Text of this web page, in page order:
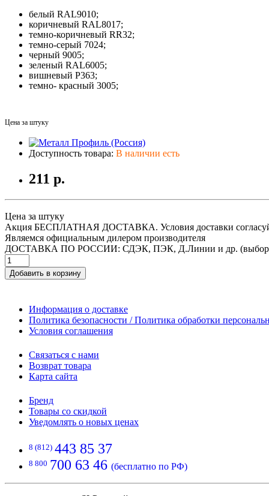
белый RAL9010;
коричневый RAL8017;
темно-коричневый RR32;
темно-серый 7024;
черный 9005;
зеленый RAL6005;
вишневый P363;
темно- красный 3005;
Цена за штуку
Доступность товара: В наличии есть
211 р.
Цена за штуку
Акция БЕСПЛАТНАЯ ДОСТАВКА. Условия доставки
Являемся официальным дилером производителя
ДОСТАВКА ПО РОССИИ: СДЭК, ПЭК, Д.Линии и др.
Добавить в корзину
Информация о доставке
Политика безопасности / Политика обработки
Условия соглашения
Связаться с нами
Возврат товара
Карта сайта
Бренд
Товары со скидкой
Уведомлять о новых ценах
8 (812) 443 85 37
8 800 700 63 46 (бесплатно по РФ)